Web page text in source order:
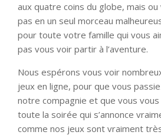
aux quatre coins du globe, mais
pas en un seul morceau
pour toute votre famille qui vous
pas vous voir partir à l’aventure.
Nous espérons vous voir
jeux en ligne, pour que vous
notre compagnie et que vous
toute la soirée qui s’annonce
comme nos jeux sont vraiment